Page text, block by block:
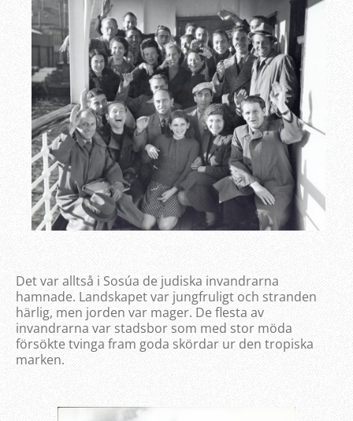
Det var alltså i Sosúa de judiska invandrarna
hamnade. Landskapet var jungfruligt och stranden
härlig, men jorden var mager. De flesta av
invandrarna var stadsbor som med stor möda
försökte tvinga fram goda skördar ur den tropiska
marken.